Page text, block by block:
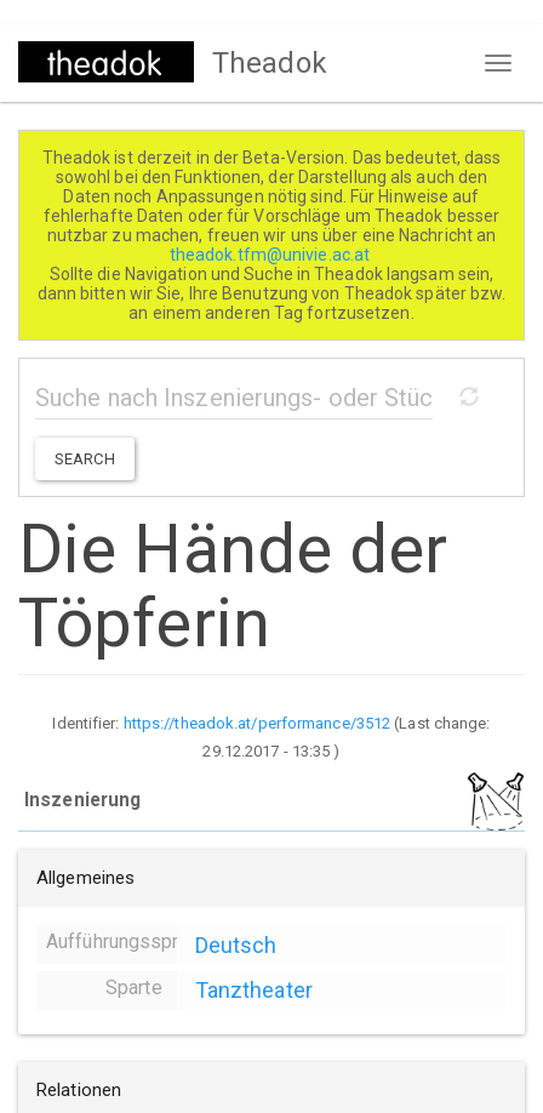
Direkt
Theadok
Theadok ist derzeit in der Beta-Version. Das bedeutet, dass
sowohl bei den Funktionen, der Darstellung als auch den
Daten noch Anpassungen nötig sind. Für Hinweise auf
fehlerhafte Daten oder für Vorschläge um Theadok besser
nutzbar zu machen, freuen wir uns über eine Nachricht an
theadok.tfm@univie.ac.at
Sollte die Navigation und Suche in Theadok langsam sein,
dann bitten wir Sie, Ihre Benutzung von Theadok später bzw.
an einem anderen Tag fortzusetzen.
SEARCH
Die Hände der
Töpferin
Identifier: https://theadok.at/performance/3512 (Last change:
29.12.2017 - 13:35 )
Inszenierung
Allgemeines
AufführungsspracheDeutsch
Sparte Tanztheater
Relationen